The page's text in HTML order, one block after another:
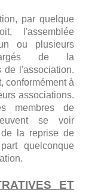
par quelque
l'assemblée
ou plusieurs
de la
de l'association.
conformément à
associations.
membres de
se voir
la reprise de
quelconque
ET